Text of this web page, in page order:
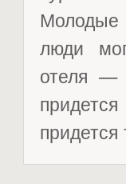
люди
отеля —